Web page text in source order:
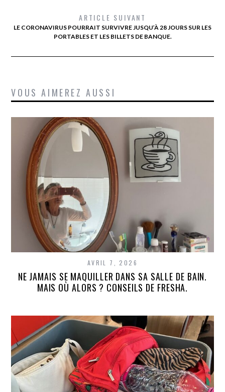
ARTICLE SUIVANT
LE CORONAVIRUS POURRAIT SURVIVRE JUSQU’À 28 JOURS SUR LES
PORTABLES ET LES BILLETS DE BANQUE.
VOUS AIMEREZ AUSSI
AVRIL 7, 2026
NE JAMAIS SE MAQUILLER DANS SA SALLE DE BAIN.
MAIS OÙ ALORS ? CONSEILS DE FRESHA.